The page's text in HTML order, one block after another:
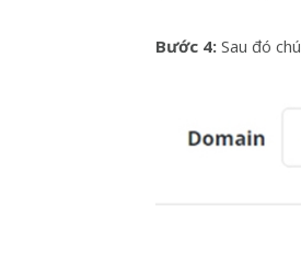
Bước 4: Sau đó